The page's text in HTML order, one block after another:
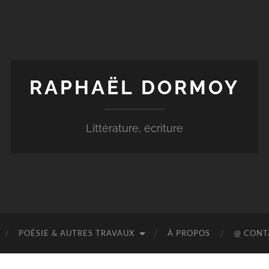
RAPHAËL DORMOY
Littérature, écriture
POÉSIE & AUTRES TRAVAUX À PROPOS @